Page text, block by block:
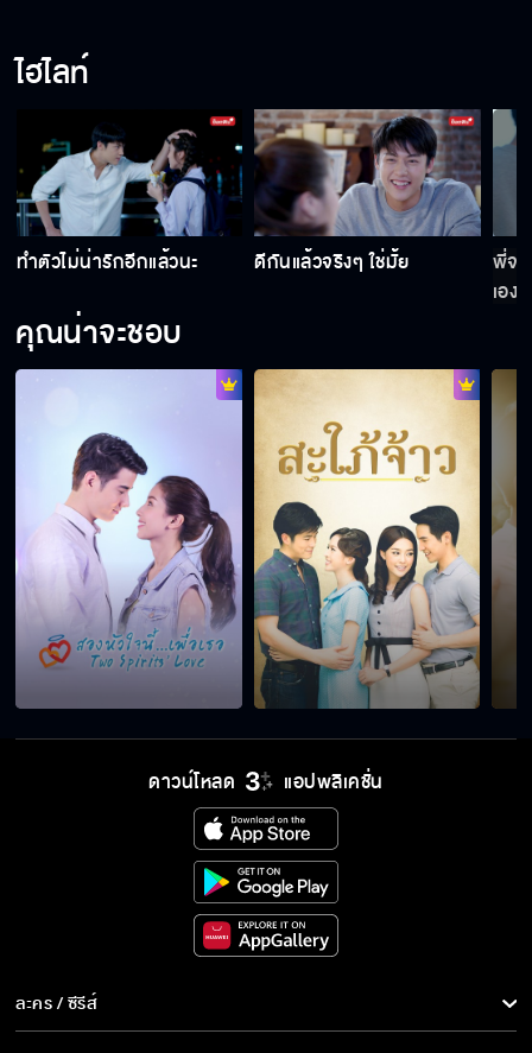
ทำตัวเป็นเด็ก เจ้าคิดเจ้าแค้น
เธอได้ตายคามือฉันแน่
เธอจะชดใช้ยังไง
ฉันไม่เอาทำเมีย…จำไว้เลย
ผมไม่ได้ทำอะไรแป้ง
ให้ตายยังไง…ผมก็ไม่แต่ง
มึงเป็นบ้าอะไรวะเนี่ย
ไฮไลท์
ทำตัวไม่น่ารักอีกแล้วนะ ดีกันแล้วจริงๆ ใช่มั้ย
พี่จะ
เอง
คุณน่าจะชอบ
ดาวน์โหลด แอปพลิเคชั่น
ละคร / ซีรีส์
ละคร/ซีรีส์